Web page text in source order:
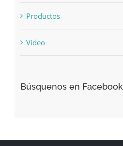
Productos
Video
Búsquenos en Facebook